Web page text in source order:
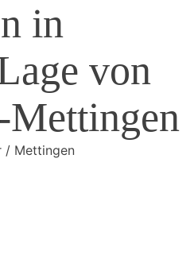
in
von
Mettingen
/ Mettingen